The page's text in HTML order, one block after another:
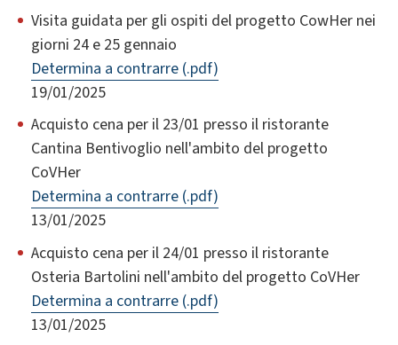
Visita guidata per gli ospiti del progetto CowHer nei
giorni 24 e 25 gennaio
Determina a contrarre (.pdf)
19/01/2025
Acquisto cena per il 23/01 presso il ristorante
Cantina Bentivoglio nell'ambito del progetto
CoVHer
Determina a contrarre (.pdf)
13/01/2025
Acquisto cena per il 24/01 presso il ristorante
Osteria Bartolini nell'ambito del progetto CoVHer
Determina a contrarre (.pdf)
13/01/2025